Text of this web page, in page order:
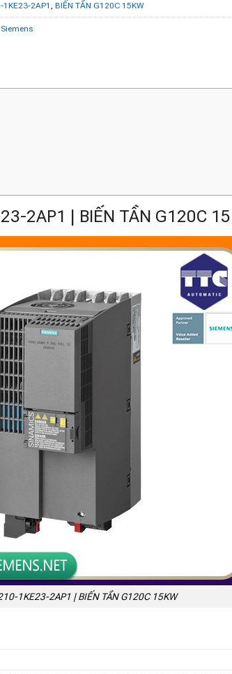
1KE23-2AP1 BIẾN TẦN G120C 15KW
Siemens
2AP1 | BIẾN TẦN G120C
1KE23-2AP1 | BIẾN TẦN G120C 15KW